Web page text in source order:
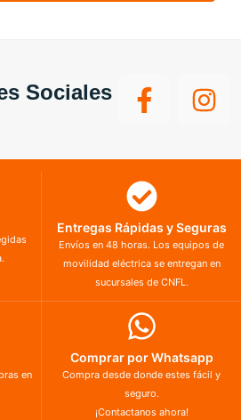
Sociales
Entregas Rápidas y Seguras
Envíos en 48 horas. Los equipos de
movilidad eléctrica se entregan en
sucursales de CNFL.
en
Comprar por Whatsapp
Compra desde donde estes fácil y
seguro.
¡Contactanos ahora!